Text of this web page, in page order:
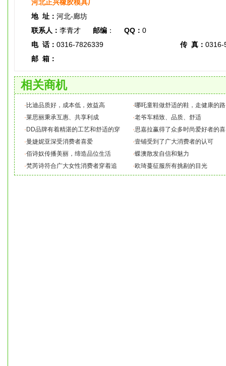
河北正兴橡胶模具厂
地 址： 河北-廊坊
联系人： 李青才 邮编 ： QQ： 0
电 话： 0316-7826339 传 真： 0316-
邮 箱：
相关商机
· 比迪品质好，成本低，效益高 ·哪吒童鞋做舒适的鞋，走健康的路
·莱思丽秉承互惠、共享利成 ·老爷车精致、品质、舒适
· DD品牌有着精湛的工艺和舒适的穿 ·思嘉拉赢得了众多时尚爱好者的喜
·曼婕妮亚深受消费者喜爱 ·壹铺受到了广大消费者的认可
·佰诗奴传播美丽，缔造品位生活 ·蝶澳散发自信和魅力
·梵芮诗符合广大女性消费者穿着追 ·欧琦蔓征服所有挑剔的目光